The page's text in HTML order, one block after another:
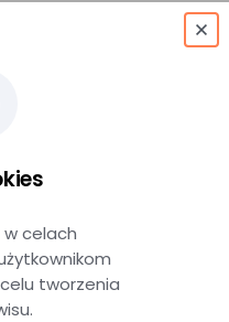
w celach
tworzenia